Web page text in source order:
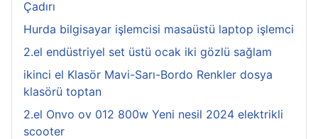
Çadırı
Hurda bilgisayar işlemcisi masaüstü laptop işlemci
2.el endüstriyel set üstü ocak iki gözlü sağlam
ikinci el Klasör Mavi-Sarı-Bordo Renkler dosya
klasörü toptan
2.el Onvo ov 012 800w Yeni nesil 2024 elektrikli
scooter